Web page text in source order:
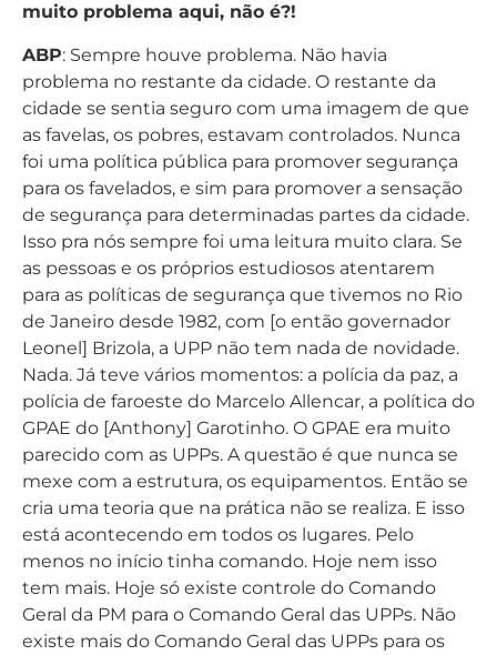
muito problema aqui, não é?!
ABP: Sempre houve problema. Não havia
problema no restante da cidade. O restante da
cidade se sentia seguro com uma imagem de que
as favelas, os pobres, estavam controlados. Nunca
foi uma política pública para promover segurança
para os favelados, e sim para promover a sensação
de segurança para determinadas partes da cidade.
Isso pra nós sempre foi uma leitura muito clara. Se
as pessoas e os próprios estudiosos atentarem
para as políticas de segurança que tivemos no Rio
de Janeiro desde 1982, com [o então governador
Leonel] Brizola, a UPP não tem nada de novidade.
Nada. Já teve vários momentos: a polícia da paz, a
polícia de faroeste do Marcelo Allencar, a política do
GPAE do [Anthony] Garotinho. O GPAE era muito
parecido com as UPPs. A questão é que nunca se
mexe com a estrutura, os equipamentos. Então se
cria uma teoria que na prática não se realiza. E isso
está acontecendo em todos os lugares. Pelo
menos no início tinha comando. Hoje nem isso
tem mais. Hoje só existe controle do Comando
Geral da PM para o Comando Geral das UPPs. Não
existe mais do Comando Geral das UPPs para os